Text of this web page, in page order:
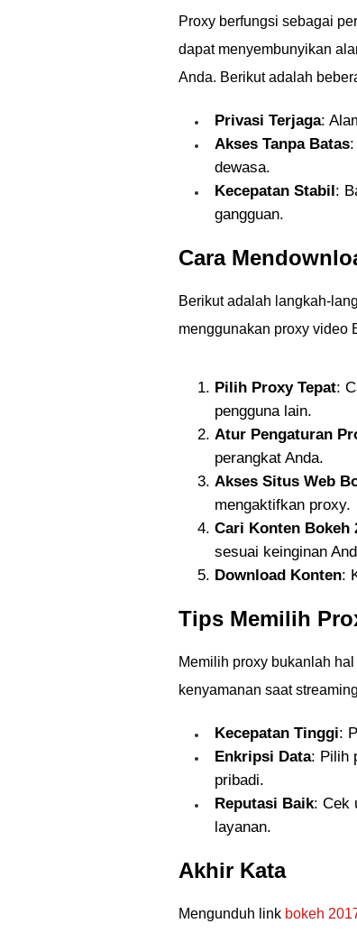
Proxy berfungsi sebagai
dapat menyembunyikan
Anda. Berikut adalah
Privasi Terjaga:
Akses Tanpa Batas
dewasa.
Kecepatan Stabil:
gangguan.
Cara
Berikut adalah langkah-
menggunakan proxy video
Pilih Proxy Tepat:
pengguna lain.
Atur Pengaturan
perangkat Anda.
Akses Situs Web
mengaktifkan proxy.
Cari Konten Bokeh
sesuai keinginan
Download Konten:
Tips Memilih
Memilih proxy bukanlah
kenyamanan saat
Kecepatan Tinggi:
Enkripsi Data: Pilih
pribadi.
Reputasi Baik: Cek
layanan.
Akhir Kata
Mengunduh link bokeh